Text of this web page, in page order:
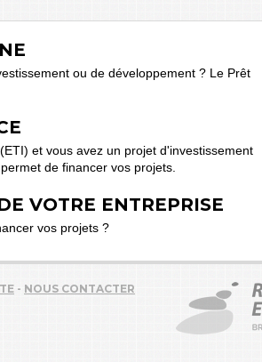
ou de développement ? Le Prêt
et vous avez un projet d'investissement
de financer vos projets.
VOTRE ENTREPRISE
vos projets ?
- NOUS CONTACTER